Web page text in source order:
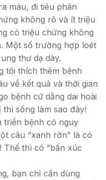
máu, đi tiêu phân
không rõ và ít triệu
có triệu chứng không
Một số trường hợp loét
thư dạ dày.
tôi thích thêm bệnh
về kết quả và thời gian
bệnh cứ dằng dai hoài
sống làm sao đây!
triển bệnh có nguy
câu “xanh rờn” là có
Thế thì có “bấn xúc
bạn chỉ cần dùng